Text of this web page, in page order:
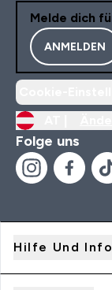
Melde dich
ANMELDEN
Folge uns
Hilfe Und